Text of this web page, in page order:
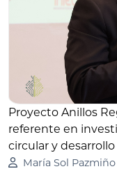
Proyecto Anillos
referente en
circular y
María Sol Pazmiño